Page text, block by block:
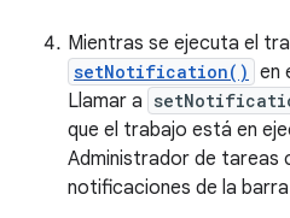
Mientras se ejecuta el
setNotification() en
Llamar a
que el trabajo está en
Administrador de tareas
notificaciones de la